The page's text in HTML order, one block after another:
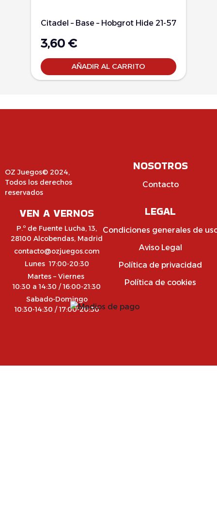
Citadel – Base – Hobgrot Hide 21-57
3,60 €
AÑADIR AL CARRITO
OZ Juegos© 2024,
Todos los derechos
reservados
VEN A VERNOS
P.º de Fuente Lucha, 13,
28100 Alcobendas, Madrid
contacto@ozjuegos.com
Lunes 17:00-20:30
Martes – Viernes
10:30 a 14:30 / 16:00-21:30
Sabado-Domingo
10:30-14:30 / 17:00-20:30
NOSOTROS
Contacto
LEGAL
Condiciones generales de
Aviso Legal
Política de privacidad
Política de cookies